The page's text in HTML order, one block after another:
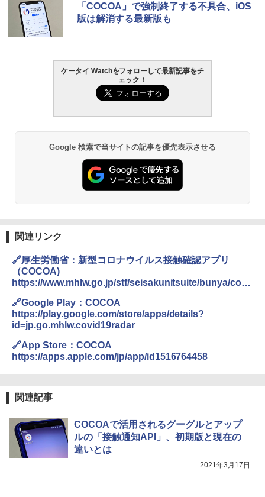
「COCOA」で強制終了する不具合、iOS
版は解消する最新版も
ケータイ Watchをフォローして最新記事をチ
ェック！
Google 検索で当サイトの記事を優先表示させる
関連リンク
🔗厚生労働省：新型コロナウイルス接触確認アプリ
（COCOA)
https://www.mhlw.go.jp/stf/seisakunitsuite/bunya/coco
🔗Google Play：COCOA
https://play.google.com/store/apps/details?
id=jp.go.mhlw.covid19radar
🔗App Store：COCOA
https://apps.apple.com/jp/app/id1516764458
関連記事
COCOAで活用されるグーグルとアップ
ルの「接触通知API」、初期版と現在の
違いとは
2021年3月17日